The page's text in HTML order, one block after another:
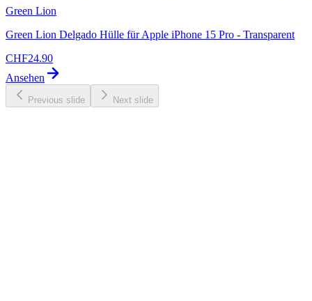
Green Lion
Green Lion Delgado Hülle für Apple iPhone 15 Pro - Transparent
CHF24.90
Ansehen
Previous slide Next slide